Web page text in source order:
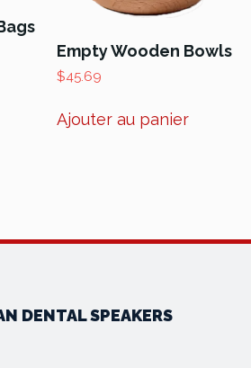
Empty Wooden Bowls
$45.69
Ajouter au panier
DENTAL SPEAKERS